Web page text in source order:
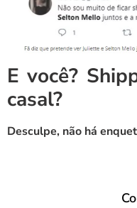
E você?
casal?
Desculpe, não há